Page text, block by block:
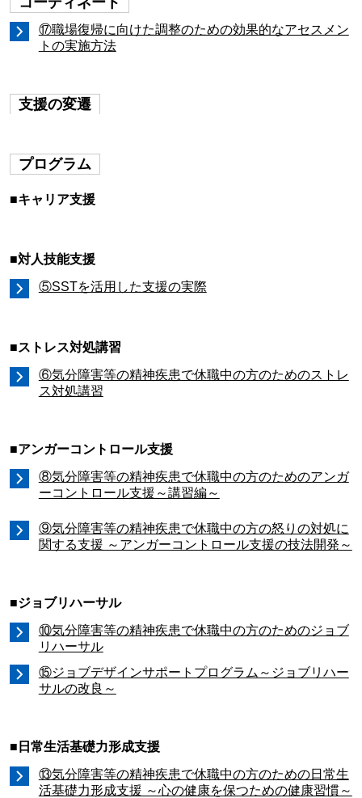
⑰職場復帰に向けた調整のための効果的なアセスメン
トの実施方法
支援の変遷
プログラム
■キャリア支援
■対人技能支援
⑤SSTを活用した支援の実際
■ストレス対処講習
⑥気分障害等の精神疾患で休職中の方のためのストレ
ス対処講習
■アンガーコントロール支援
⑧気分障害等の精神疾患で休職中の方のためのアンガ
ーコントロール支援～講習編～
⑨気分障害等の精神疾患で休職中の方の怒りの対処に
関する支援 ～アンガーコントロール支援の技法開発～
■ジョブリハーサル
⑩気分障害等の精神疾患で休職中の方のためのジョブ
リハーサル
⑮ジョブデザインサポートプログラム～ジョブリハー
サルの改良～
■日常生活基礎力形成支援
⑬気分障害等の精神疾患で休職中の方のための日常生
活基礎力形成支援 ～心の健康を保つための健康習慣～